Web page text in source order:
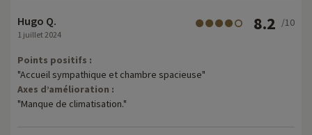
Hugo Q.
1 juillet 2024
8.2 /10
Points positifs :
"Accueil sympathique et chambre spacieuse"
Axes d’amélioration :
"Manque de climatisation."